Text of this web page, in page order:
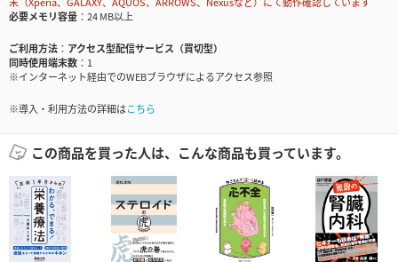
必要メモリ容量
24 MB以上
ご利用方法
アクセス型配信サービス（買切型）
同時使用端末数
1
※インターネット経由でのWEBブラウザによるアクセス参照
※導入・利用方法の詳細はこちら
この商品を買った人は、こんな商品も買っています。